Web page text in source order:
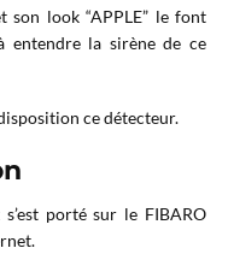
look “APPLE” le font
entendre la sirène de ce
ce détecteur.
porté sur le FIBARO